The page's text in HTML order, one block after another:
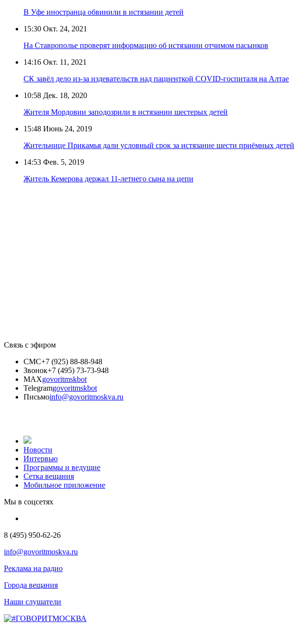
В Уфе иностранца обвинили в истязании детей
15:30 Окт. 24, 2021
На Ставрополье проверят информацию об истязании отчимом пасынков
14:16 Окт. 11, 2021
СК завёл дело из-за издевательств над пациенткой COVID-госпиталя на Алтае
10:58 Дек. 18, 2020
Жителя Мордовии заподозрили в истязании шестерых детей
15:48 Июнь 24, 2019
Жительнице Прикамья дали условный срок за истязание шести приёмных детей
14:53 Фев. 5, 2019
Житель Кемерова держал 11-летнего сына на цепи
Связь с эфиром
СМС+7 (925) 88-88-948
Звонок+7 (495) 73-73-948
MAXgovoritmskbot
Telegramgovoritmskbot
Письмоinfo@govoritmoskva.ru
Новости
Интервью
Программы и ведущие
Сетка вещания
Мобильное приложение
Мы в соцсетях
8 (495) 950-62-26
info@govoritmoskva.ru
Реклама на радио
Города вещания
Наши слушатели